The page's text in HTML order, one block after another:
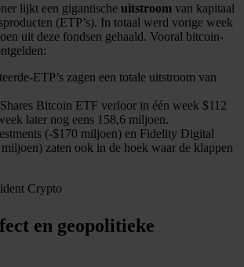
lijkt een gigantische uitstroom van kapitaal
(ETP’s). In totaal werd vorige week
uit deze fondsen gehaald. Vooral bitcoin-
ETP’s zagen een totale uitstroom van
Bitcoin ETF verloor in één week $112
later nog eens 158,6 miljoen.
(-$170 miljoen) en Fidelity Digital
zaten ook in de hoek waar de klappen
en geopolitieke